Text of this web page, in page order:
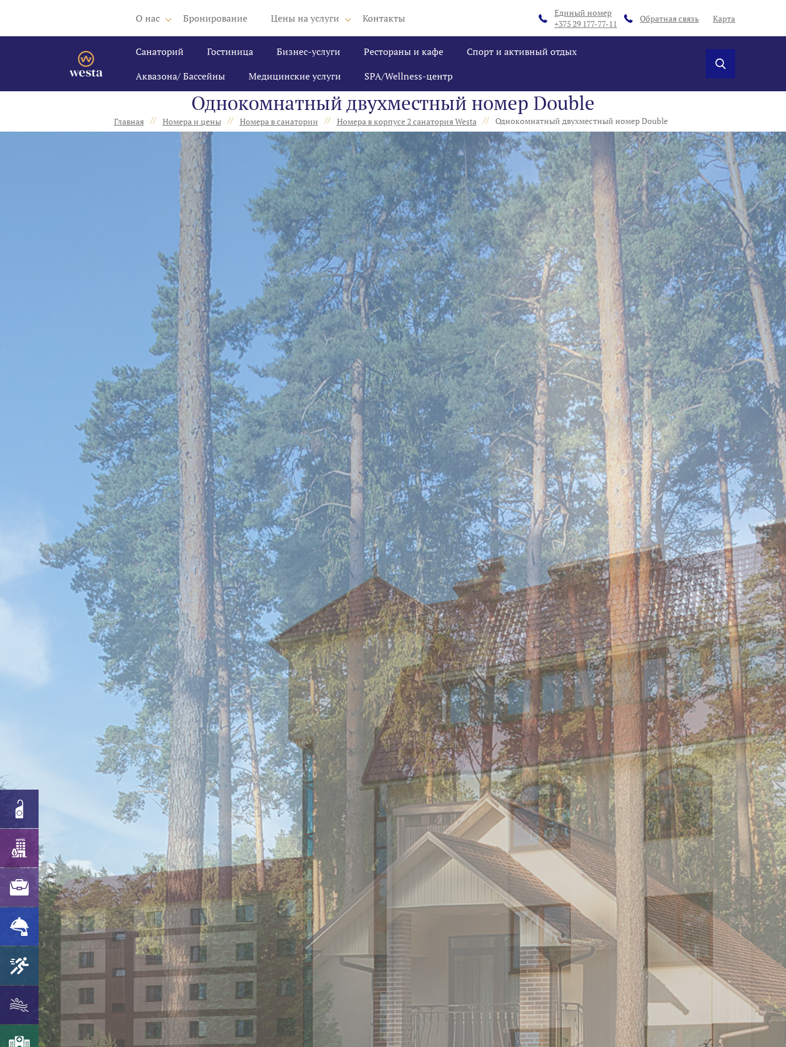
О нас Бронирование Цены на услуги Контакты
Единый номер
+375 29 177-77-11
Обратная связь Карта
Санаторий Гостиница Бизнес-услуги Рестораны и кафе
Спорт и активный отдых
Аквазона/ Бассейны
Медицинские услуги SPA/Wellness-центр
Однокомнатный двухместный номер Double
Главная // Номера и цены // Номера в санатории // Номера в корпусе 2 санатория Westa // Однокомнатный двухместный номер Double